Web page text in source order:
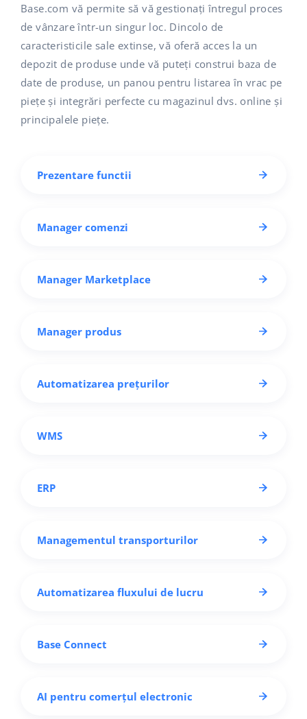
Base.com vă permite să vă gestionați întregul proces
de vânzare într-un singur loc. Dincolo de
caracteristicile sale extinse, vă oferă acces la un
depozit de produse unde vă puteți construi baza de
date de produse, un panou pentru listarea în vrac pe
piețe și integrări perfecte cu magazinul dvs. online și
principalele piețe.
Prezentare functii
Manager comenzi
Manager Marketplace
Manager produs
Automatizarea prețurilor
WMS
ERP
Managementul transporturilor
Automatizarea fluxului de lucru
Base Connect
AI pentru comerțul electronic